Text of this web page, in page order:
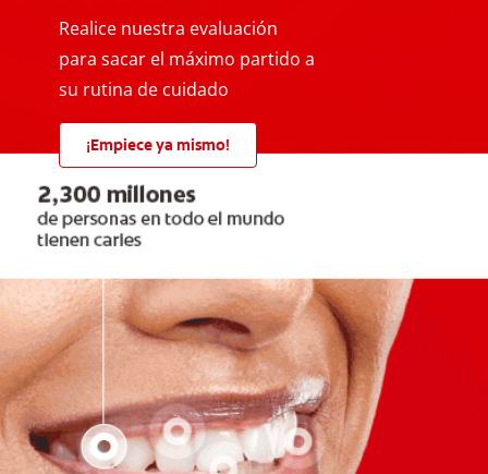
Realice nuestra evaluación
para sacar el máximo partido a
su rutina de cuidado
¡Empiece ya mismo!